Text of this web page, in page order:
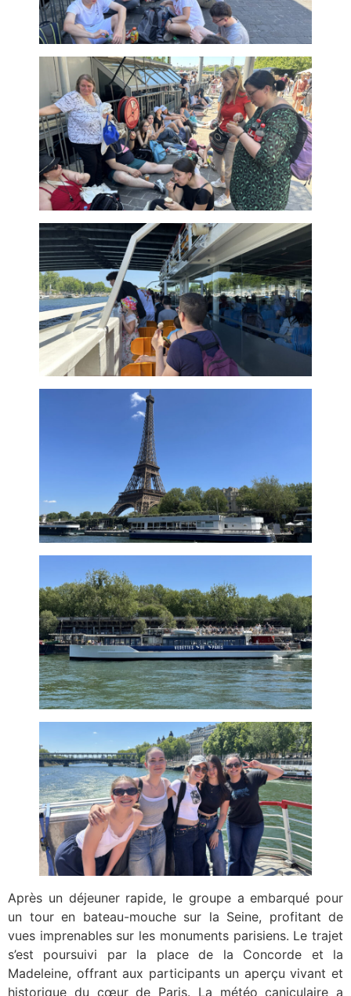
Après un déjeuner rapide, le groupe a embarqué pour
un tour en bateau-mouche sur la Seine, profitant de
vues imprenables sur les monuments parisiens. Le trajet
s’est poursuivi par la place de la Concorde et la
Madeleine, offrant aux participants un aperçu vivant et
historique du cœur de Paris. La météo caniculaire a